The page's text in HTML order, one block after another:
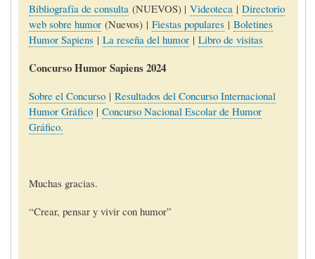
Bibliografía de consulta (NUEVOS) | Videoteca | Directorio
web sobre humor(Nuevos) | Fiestas populares| Boletines
Humor Sapiens| La reseña del humor| Libro de visitas
Concurso Humor Sapiens 2024
Sobre el Concurso| Resultados del Concurso Internacional
Humor Gráfico| Concurso Nacional Escolar de Humor
Gráfico.
Muchas gracias.
“Crear, pensar y vivir con humor”